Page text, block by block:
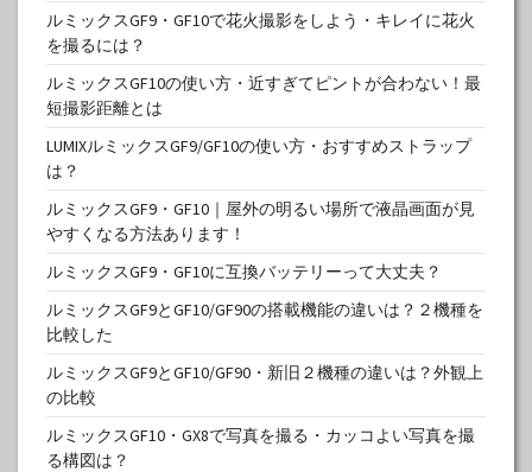
ルミックスGF9・GF10で花火撮影をしよう・キレイに花火
を撮るには？
ルミックスGF10の使い方・近すぎてピントが合わない！最
短撮影距離とは
LUMIXルミックスGF9/GF10の使い方・おすすめストラップ
は？
ルミックスGF9・GF10｜屋外の明るい場所で液晶画面が見
やすくなる方法あります！
ルミックスGF9・GF10に互換バッテリーって大丈夫？
ルミックスGF9とGF10/GF90の搭載機能の違いは？２機種を
比較した
ルミックスGF9とGF10/GF90・新旧２機種の違いは？外観上
の比較
ルミックスGF10・GX8で写真を撮る・カッコよい写真を撮
る構図は？